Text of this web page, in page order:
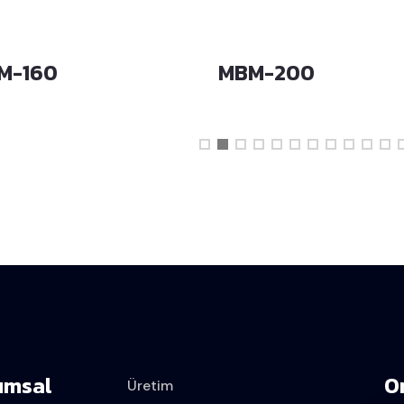
160 MBM-200
Üretim